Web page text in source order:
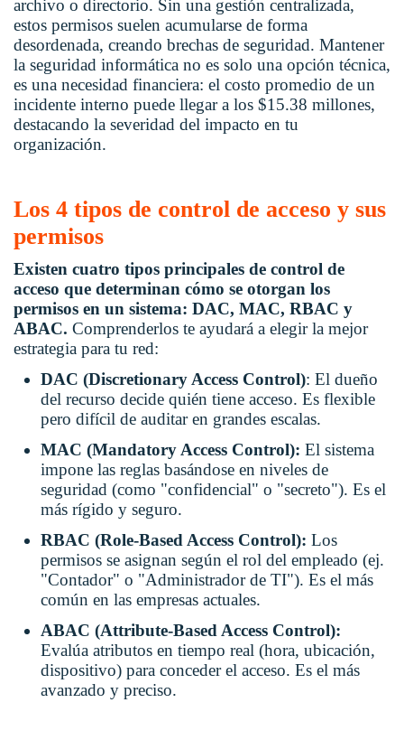
archivo o directorio. Sin una gestión centralizada,
estos permisos suelen acumularse de forma
desordenada, creando brechas de seguridad. Mantener
la seguridad informática no es solo una opción técnica,
es una necesidad financiera: el costo promedio de un
incidente interno puede llegar a los $15.38 millones,
destacando la severidad del impacto en tu
organización.
Los 4 tipos de control de acceso y sus
permisos
Existen cuatro tipos principales de control de
acceso que determinan cómo se otorgan los
permisos en un sistema: DAC, MAC, RBAC y
ABAC. Comprenderlos te ayudará a elegir la mejor
estrategia para tu red:
DAC (Discretionary Access Control): El dueño
del recurso decide quién tiene acceso. Es flexible
pero difícil de auditar en grandes escalas.
MAC (Mandatory Access Control): El sistema
impone las reglas basándose en niveles de
seguridad (como "confidencial" o "secreto"). Es el
más rígido y seguro.
RBAC (Role-Based Access Control): Los
permisos se asignan según el rol del empleado (ej.
"Contador" o "Administrador de TI"). Es el más
común en las empresas actuales.
ABAC (Attribute-Based Access Control):
Evalúa atributos en tiempo real (hora, ubicación,
dispositivo) para conceder el acceso. Es el más
avanzado y preciso.